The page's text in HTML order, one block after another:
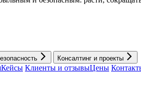
Консалтинг и проекты
Кейсы Клиенты и отзывыЦены